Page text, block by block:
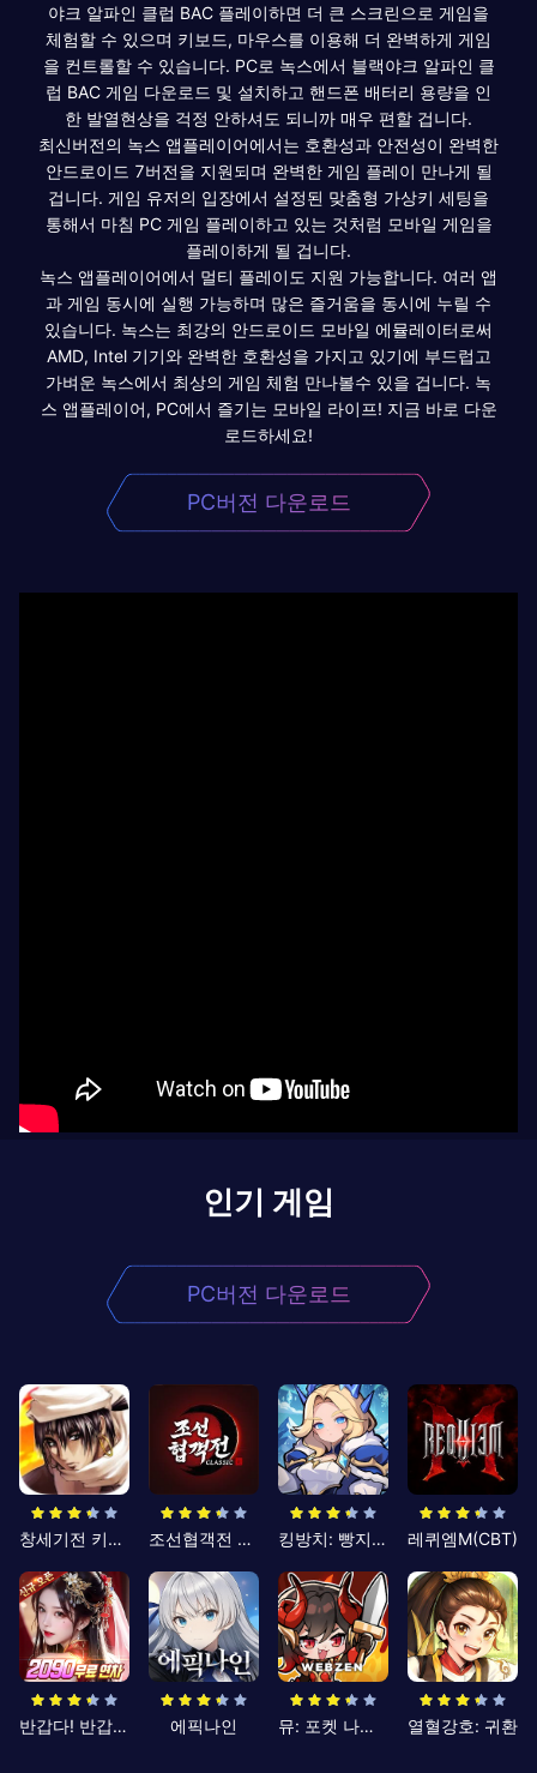
야크 알파인 클럽 BAC 플레이하면 더 큰 스크린으로 게임을
체험할 수 있으며 키보드, 마우스를 이용해 더 완벽하게 게임
을 컨트롤할 수 있습니다. PC로 녹스에서 블랙야크 알파인 클
럽 BAC 게임 다운로드 및 설치하고 핸드폰 배터리 용량을 인
한 발열현상을 걱정 안하셔도 되니까 매우 편할 겁니다.
최신버전의 녹스 앱플레이어에서는 호환성과 안전성이 완벽한
안드로이드 7버전을 지원되며 완벽한 게임 플레이 만나게 될
겁니다. 게임 유저의 입장에서 설정된 맞춤형 가상키 세팅을
통해서 마침 PC 게임 플레이하고 있는 것처럼 모바일 게임을
플레이하게 될 겁니다.
녹스 앱플레이어에서 멀티 플레이도 지원 가능합니다. 여러 앱
과 게임 동시에 실행 가능하며 많은 즐거움을 동시에 누릴 수
있습니다. 녹스는 최강의 안드로이드 모바일 에뮬레이터로써
AMD, Intel 기기와 완벽한 호환성을 가지고 있기에 부드럽고
가벼운 녹스에서 최상의 게임 체험 만나볼수 있을 겁니다. 녹
스 앱플레이어, PC에서 즐기는 모바일 라이프! 지금 바로 다운
로드하세요!
PC버전 다운로드
인기 게임
PC버전 다운로드
창세기전 키우기 조선협객전 클래식 킹방치: 빵지의 제왕 레퀴엠M(CBT)
반갑다! 반갑삼국지 에픽나인 뮤: 포켓 나이츠 열혈강호: 귀환